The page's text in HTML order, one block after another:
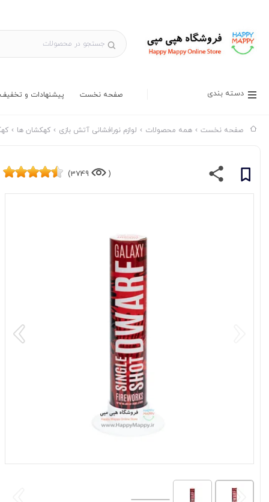
دسته بندی صفحه نخست پیشنهادات و
صفحه نخست همه محصولات لوازم نورافشانی آتش بازی کهکشان ها
(
3749)